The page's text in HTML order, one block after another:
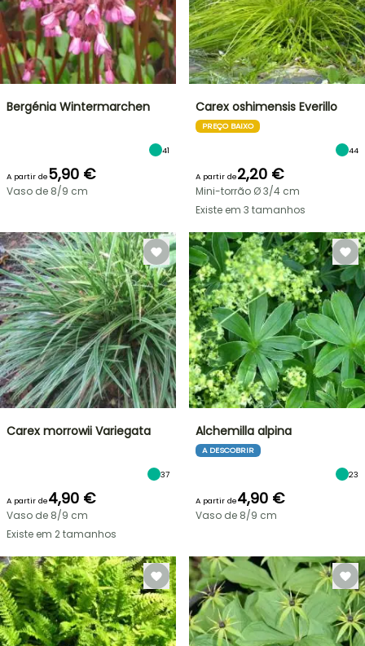
Bergénia Wintermarchen
41
A partir de5,90 €
Vaso de 8/9 cm
Carex oshimensis Everillo
PREÇO BAIXO
44
A partir de2,20 €
Mini-torrão Ø 3/4 cm
Existe em 3 tamanhos
Carex morrowii Variegata
37
A partir de4,90 €
Vaso de 8/9 cm
Existe em 2 tamanhos
Alchemilla alpina
A DESCOBRIR
23
A partir de4,90 €
Vaso de 8/9 cm